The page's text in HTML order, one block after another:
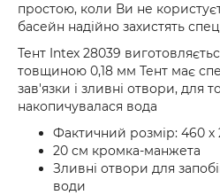
простою, коли Ви не
басейн надійно захистять
Тент Intex 28039
товщиною 0,18 мм Тент має
зав'язки і зливні отвори, для
накопичувалася вода
Фактичний розмір: 460 х
20 см кромка-манжета
Зливні отвори для
води